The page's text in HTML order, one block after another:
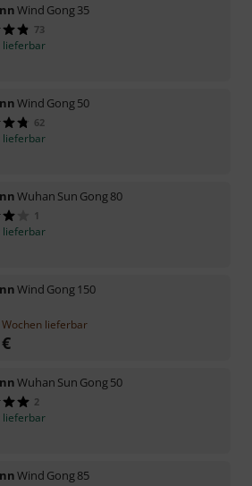
Wind Gong 35
73
lieferbar
Wind Gong 50
62
lieferbar
Wuhan Sun Gong 80
1
lieferbar
Wind Gong 150
Wochen lieferbar
€
Wuhan Sun Gong 50
2
lieferbar
Wind Gong 85